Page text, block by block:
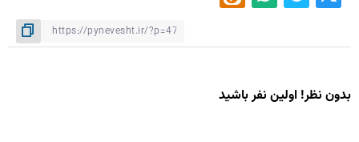
بدون نظر! اولین نفر باشید